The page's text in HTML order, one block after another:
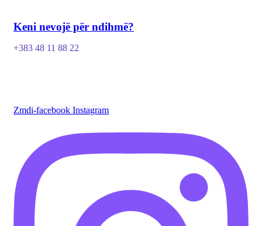
Keni nevojë për ndihmë?
+383 48 11 88 22
Zmdi-facebook Instagram